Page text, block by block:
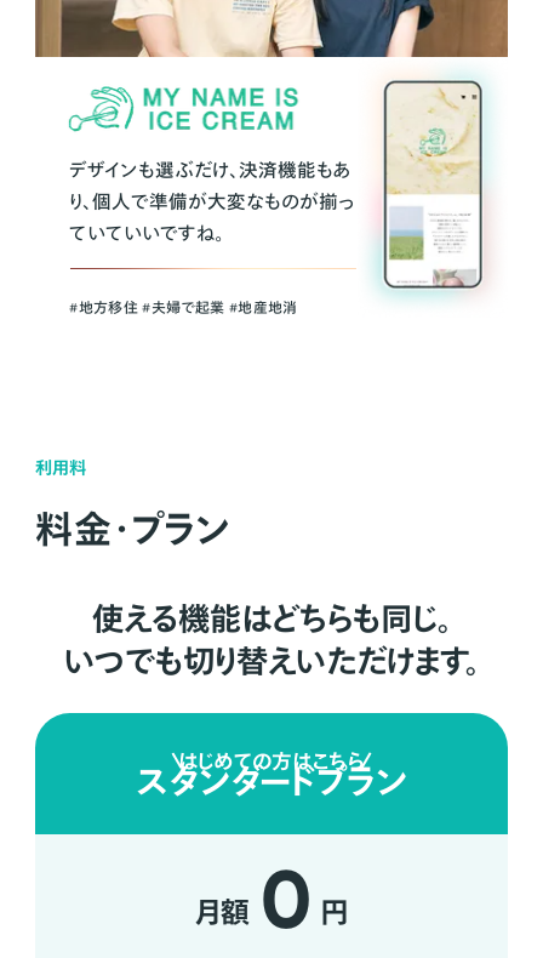
デザインも選ぶだけ、決済機能もあ
り、個人で準備が大変なものが揃っ
ていていいですね。
#地方移住 #夫婦で起業 #地産地消
利用料
料金・プラン
使える機能はどちらも同じ。
いつでも切り替えいただけます。
はじめての方はこちら
スタンダードプラン
月額 0 円